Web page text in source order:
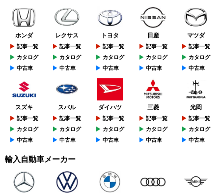
ホンダ
記事一覧
カタログ
中古車
レクサス
記事一覧
カタログ
中古車
トヨタ
記事一覧
カタログ
中古車
日産
記事一覧
カタログ
中古車
マツダ
記事一覧
カタログ
中古車
スズキ
記事一覧
カタログ
中古車
スバル
記事一覧
カタログ
中古車
ダイハツ
記事一覧
カタログ
中古車
三菱
記事一覧
カタログ
中古車
光岡
記事一覧
カタログ
中古車
輸入自動車メーカー